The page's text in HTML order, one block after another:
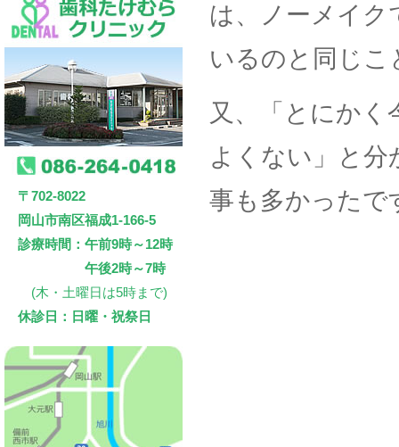
は、ノーメイク
いるのと同じ
又、「とにかく
よくない」と
事も多かったで
〒702-8022
岡山市南区福成1-166-5
診療時間：午前9時～12時
午後2時～7時
(木・土曜日は5時まで)
休診日：日曜・祝祭日